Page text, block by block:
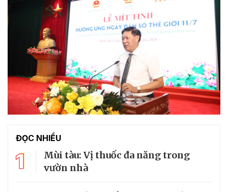
ĐỌC NHIỀU
1
Mùi tàu: Vị thuốc đa năng trong
vườn nhà